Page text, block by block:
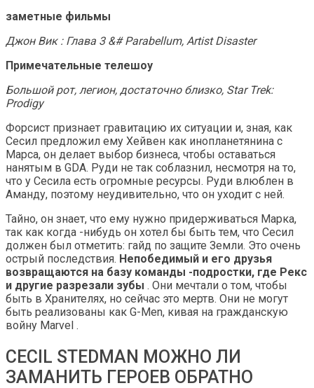
заметные фильмы
Джон Вик : Глава 3 &# Parabellum, Artist Disaster
Примечательные телешоу
Большой рот, легион, достаточно близко, Star Trek:
Prodigy
Форсист признает гравитацию их ситуации и, зная, как
Сесил предложил ему Хейвен как инопланетянина с
Марса, он делает выбор бизнеса, чтобы оставаться
нанятым в GDA. Руди не так соблазнил, несмотря на то,
что у Сесила есть огромные ресурсы. Руди влюблен в
Аманду, поэтому неудивительно, что он уходит с ней.
Тайно, он знает, что ему нужно придерживаться Марка,
так как когда -нибудь он хотел бы быть тем, что Сесил
должен был отметить: гайд по защите Земли. Это очень
острый последствия. Непобедимый и его друзья
возвращаются на базу команды -подростки, где Рекс
и другие разрезали зубы . Они мечтали о том, чтобы
быть в Хранителях, но сейчас это мертв. Они не могут
быть реализованы как G-Men, кивая на гражданскую
войну Marvel .
CECIL STEDMAN МОЖНО ЛИ
ЗАМАНИТЬ ГЕРОЕВ ОБРАТНО